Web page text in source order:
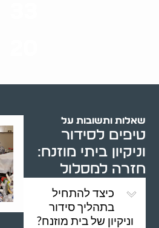
שאלות ותשובות על
טיפים לסידור
וניקיון ביתי מוזנח:
חזרה למסלול
כיצד להתחיל
בתהליך סידור
וניקיון של בית מוזנח?